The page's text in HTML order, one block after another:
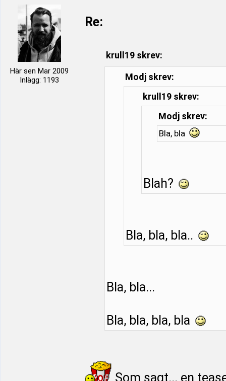
Här sen Mar 2009
Inlägg: 1193
Re:
krull19 skrev:
Modj skrev:
krull19 skrev:
Modj skrev:
Bla, bla
Blah?
Bla, bla, bla..
Bla, bla...
Bla, bla, bla, bla
Som sagt... en